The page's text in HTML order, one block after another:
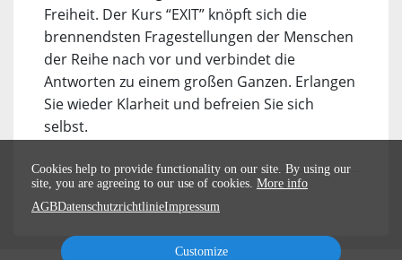
Freiheit. Der Kurs “EXIT” knöpft sich die
brennendsten Fragestellungen der Menschen
der Reihe nach vor und verbindet die
Antworten zu einem großen Ganzen. Erlangen
Sie wieder Klarheit und befreien Sie sich
selbst.
Cookies help to provide functionality on our site. By using our
site, you are agreeing to our use of cookies. More info
AGBDatenschutzrichtlinieImpressum
Customize